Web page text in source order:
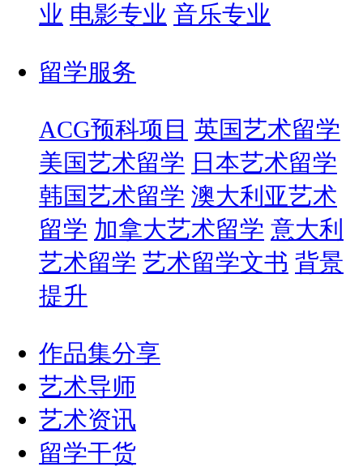
业 电影专业 音乐专业
留学服务
ACG预科项目 英国艺术留学
美国艺术留学 日本艺术留学
韩国艺术留学 澳大利亚艺术
留学 加拿大艺术留学 意大利
艺术留学 艺术留学文书 背景
提升
作品集分享
艺术导师
艺术资讯
留学干货